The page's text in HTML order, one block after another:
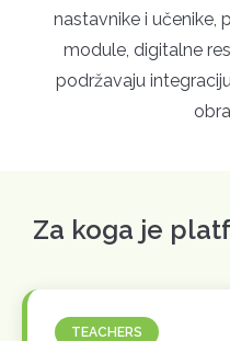
nastavnike i učenike,
module, digitalne
podržavaju
Za koga je
TEACHERS